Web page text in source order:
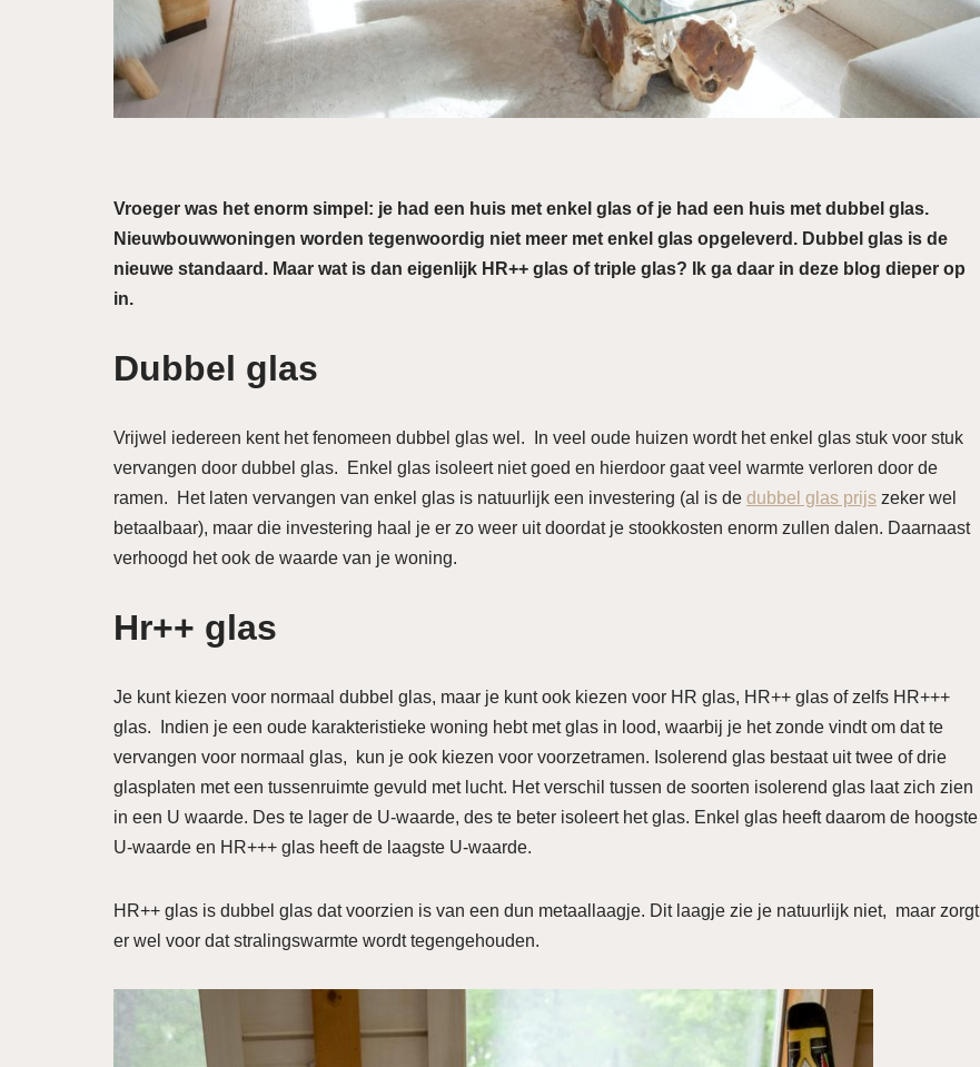
Vroeger was het enorm simpel: je had een huis met enkel glas of je had een huis met dubbel glas.
Nieuwbouwwoningen worden tegenwoordig niet meer met enkel glas opgeleverd. Dubbel glas is de
nieuwe standaard. Maar wat is dan eigenlijk HR++ glas of triple glas? Ik ga daar in deze blog dieper op
in.
Dubbel glas
Vrijwel iedereen kent het fenomeen dubbel glas wel. In veel oude huizen wordt het enkel glas stuk voor stuk
vervangen door dubbel glas. Enkel glas isoleert niet goed en hierdoor gaat veel warmte verloren door de
ramen. Het laten vervangen van enkel glas is natuurlijk een investering (al is de dubbel glas prijs zeker wel
betaalbaar), maar die investering haal je er zo weer uit doordat je stookkosten enorm zullen dalen. Daarnaast
verhoogd het ook de waarde van je woning.
Hr++ glas
Je kunt kiezen voor normaal dubbel glas, maar je kunt ook kiezen voor HR glas, HR++ glas of zelfs HR+++
glas. Indien je een oude karakteristieke woning hebt met glas in lood, waarbij je het zonde vindt om dat te
vervangen voor normaal glas, kun je ook kiezen voor voorzetramen. Isolerend glas bestaat uit twee of drie
glasplaten met een tussenruimte gevuld met lucht. Het verschil tussen de soorten isolerend glas laat zich zien
in een U waarde. Des te lager de U-waarde, des te beter isoleert het glas. Enkel glas heeft daarom de hoogste
U-waarde en HR+++ glas heeft de laagste U-waarde.
HR++ glas is dubbel glas dat voorzien is van een dun metaallaagje. Dit laagje zie je natuurlijk niet, maar zorgt
er wel voor dat stralingswarmte wordt tegengehouden.